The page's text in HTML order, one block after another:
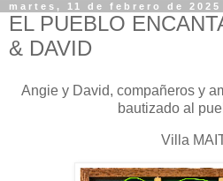
martes, 11 de febrero de 2025
EL PUEBLO
& DAVID
Angie y David, compañeros y
bautizado al
Villa